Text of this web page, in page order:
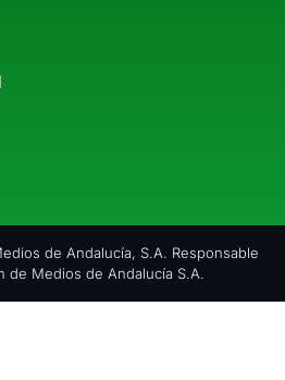
de Andalucía, S.A. Responsable
de Medios de Andalucía S.A.